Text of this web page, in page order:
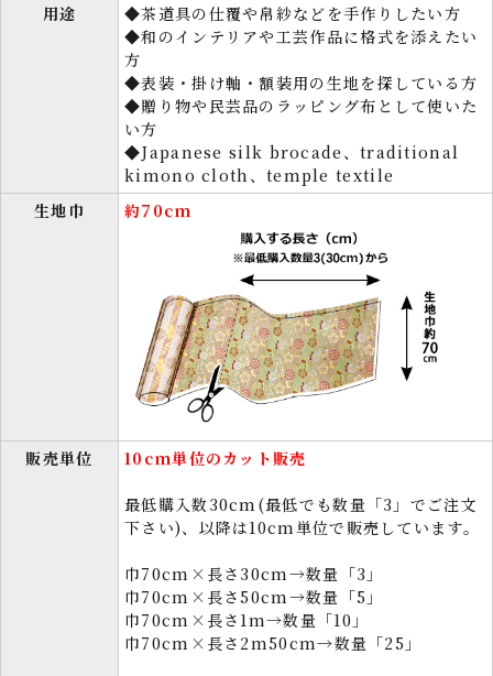
用途
◆茶道具の仕覆や帛紗などを手作りしたい方
◆和のインテリアや工芸作品に格式を添えたい
方
◆表装・掛け軸・額装用の生地を探している方
◆贈り物や民芸品のラッピング布として使いた
い方
◆Japanese silk brocade、traditional
kimono cloth、temple textile
生地巾
約70cm
販売単位 10cm単位のカット販売
最低購入数30cm(最低でも数量「3」でご注文
下さい)、以降は10cm単位で販売しています。
巾70cm×長さ30cm→数量「3」
巾70cm×長さ50cm→数量「5」
巾70cm×長さ1m→数量「10」
巾70cm×長さ2m50cm→数量「25」